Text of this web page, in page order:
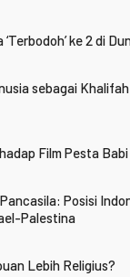
ke 2 di
sebagai
Film Pesta Babi
Posisi
Palestina
Lebih Religius?